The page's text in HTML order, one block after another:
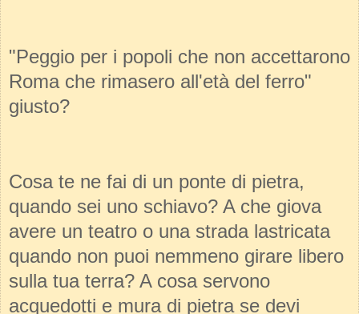
"Peggio per i popoli che non accettarono
Roma che rimasero all'età del ferro"
giusto?
Cosa te ne fai di un ponte di pietra,
quando sei uno schiavo? A che giova
avere un teatro o una strada lastricata
quando non puoi nemmeno girare libero
sulla tua terra? A cosa servono
acquedotti e mura di pietra se devi